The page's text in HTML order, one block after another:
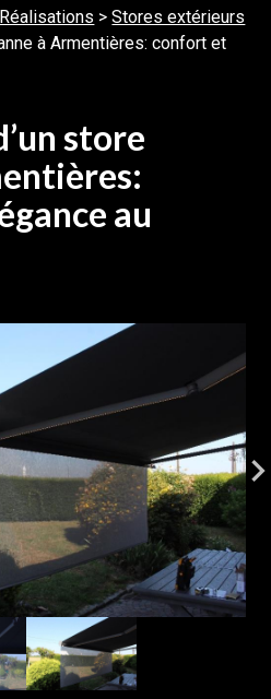
Réalisations >Stores extérieurs
à Armentières: confort et
store
au